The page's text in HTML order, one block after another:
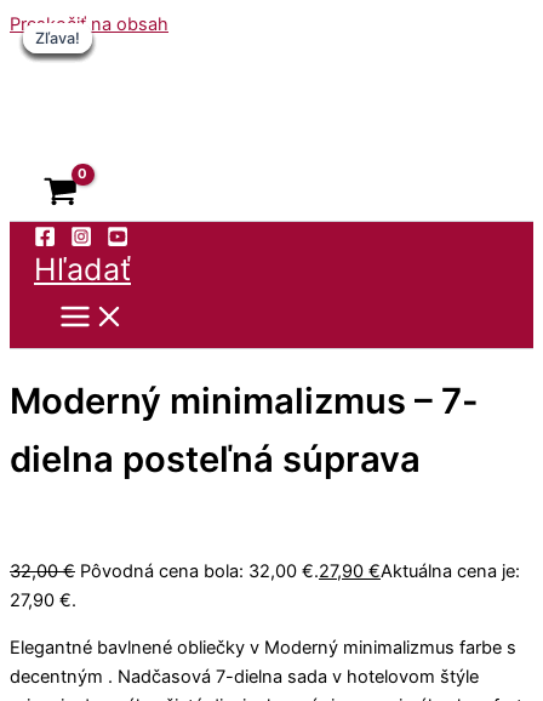
Preskočiť na obsah
Hľadať
Moderný minimalizmus – 7-
dielna posteľná súprava
Zľava!
32,00€ Pôvodná cena bola: 32,00 €.27,90 €Aktuálna cena je:
27,90 €.
Elegantné bavlnené obliečky v Moderný minimalizmus farbe s
decentným . Nadčasová 7-dielna sada v hotelovom štýle
Zľava!
Zľava!
Zľava!
Zľava!
Zľava!
Zľava!